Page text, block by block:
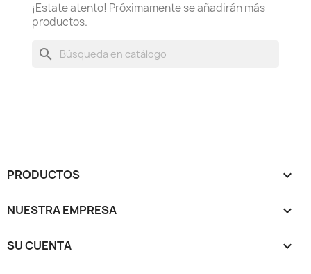
¡Estate atento! Próximamente se añadirán más
productos.
search
PRODUCTOS 
NUESTRA EMPRESA 
SU CUENTA 